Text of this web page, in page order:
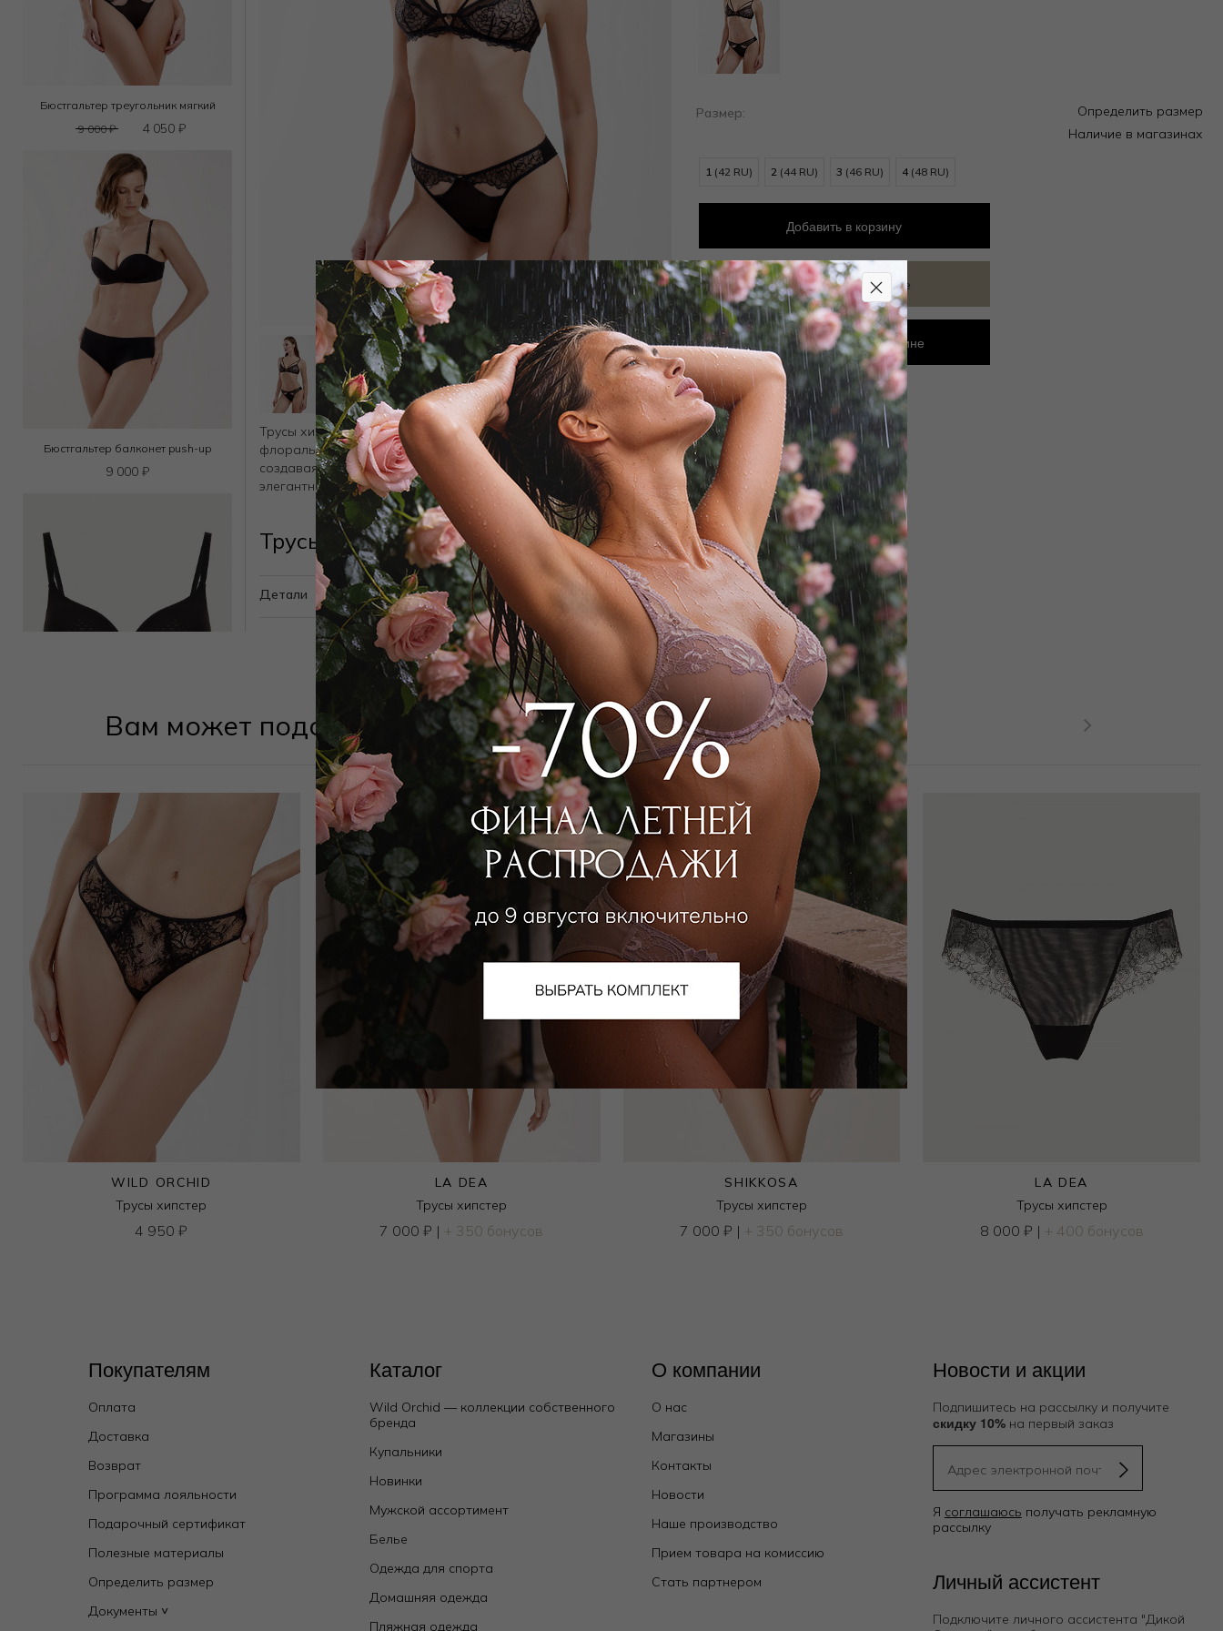
Бюстгальтер треугольник мягкий
9 000₽ 4 050 ₽
Бюстгальтер балконет push-up
9 000 ₽
Бюстгальтер классический спейсер
8 500
Бюстгальтер классический мягкий
7 500₽
7 000₽
Трусы хипстер сочетают утонченную черную вышивку с
флоральными узорами с прозрачными сетчатыми деталями,
создавая идеальный баланс между откровенностью и
элегантностью
Трусы хипстер 3027F2401 Черный
Детали
Размер:
Определить размер
Наличие в магазинах
1 (42 RU) 2 (44 RU) 3 (46 RU) 4 (48 RU)
Добавить в корзину
Добавить в избранное
Забронировать в магазине
Вам может подойти
WILD ORCHID
Трусы хипстер
4 950₽
LA DEA
Трусы хипстер
7 000₽ | + 350 бонусов
SHIKKOSA
Трусы хипстер
7 000 ₽ | + 350 бонусов
LA DEA
Трусы хипстер
8 000 ₽ | + 400 бонусов
Покупателям
Оплата
Доставка
Возврат
Программа лояльности
Подарочный сертификат
Полезные материалы
Определить размер
Документы ˅
Каталог
Wild Orchid — коллекции собственного
бренда
Купальники
Новинки
Мужской ассортимент
Белье
Одежда для спорта
Домашняя одежда
Пляжная одежда
О компании
О нас
Магазины
Контакты
Новости
Наше производство
Прием товара на комиссию
Стать партнером
Новости и акции
Подпишитесь на рассылку и получите
скидку 10%на первый заказ
Я соглашаюсь получать рекламную
рассылку
Личный ассистент
Подключите личного ассистента "Дикой